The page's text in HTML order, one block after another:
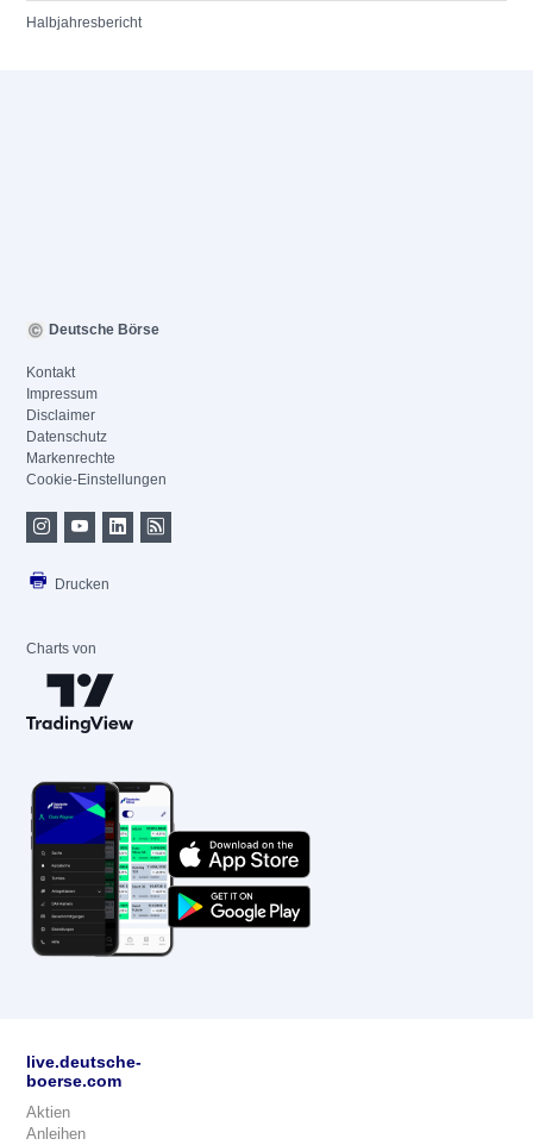
Halbjahresbericht
Deutsche Börse
Kontakt
Impressum
Disclaimer
Datenschutz
Markenrechte
Cookie-Einstellungen
Drucken
Charts von
live.deutsche-
boerse.com
Aktien
Anleihen